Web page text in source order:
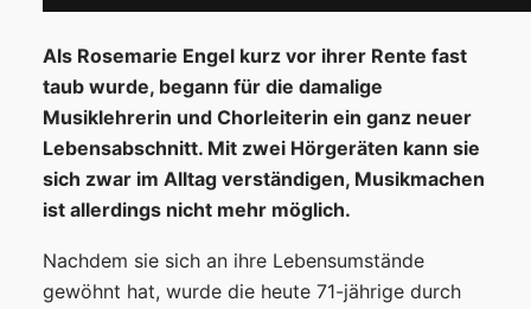
Als Rosemarie Engel kurz vor ihrer Rente fast
taub wurde, begann für die damalige
Musiklehrerin und Chorleiterin ein ganz neuer
Lebensabschnitt. Mit zwei Hörgeräten kann sie
sich zwar im Alltag verständigen, Musikmachen
ist allerdings nicht mehr möglich.
Nachdem sie sich an ihre Lebensumstände
gewöhnt hat, wurde die heute 71-jährige durch